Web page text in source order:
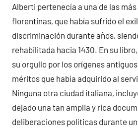
Alberti pertenecía a una de las
florentinas, que había sufrido el
discriminación durante años,
rehabilitada hacia 1430. En su
su orgullo por los orígenes
méritos que había adquirido al
Ninguna otra ciudad italiana,
dejado una tan amplia y rica
deliberaciones políticas durante